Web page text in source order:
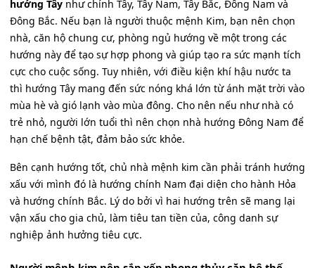
hướng Tây như chính Tây, Tây Nam, Tây Bắc, Đông Nam và
Đông Bắc. Nếu bạn là người thuộc mệnh Kim, bạn nên chọn
nhà, căn hộ chung cư, phòng ngủ hướng về một trong các
hướng này để tạo sự hợp phong và giúp tạo ra sức mạnh tích
cực cho cuộc sống. Tuy nhiên, với điều kiện khí hậu nước ta
thì hướng Tây mang đến sức nóng khá lớn từ ánh mặt trời vào
mùa hè và gió lạnh vào mùa đông. Cho nên nếu như nhà có
trẻ nhỏ, người lớn tuổi thì nên chọn nhà hướng Đông Nam để
hạn chế bệnh tật, đảm bảo sức khỏe.
Bên cạnh hướng tốt, chủ nhà mệnh kim cần phải tránh hướng
xấu với mình đó là hướng chính Nam đại diện cho hành Hỏa
và hướng chính Bắc. Lý do bởi vì hai hướng trên sẽ mang lại
vận xấu cho gia chủ, làm tiêu tan tiền của, công danh sự
nghiệp ảnh hưởng tiêu cực.